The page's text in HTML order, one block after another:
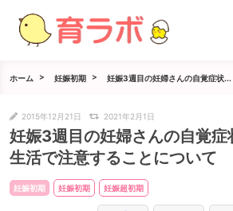
ホーム 妊娠初期 妊娠3週目の妊婦さんの自覚症状...
2015年12月21日 2021年2月1日
妊娠3週目の妊婦さんの自覚症
生活で注意することについて
妊娠初期 妊娠初期 妊娠超初期